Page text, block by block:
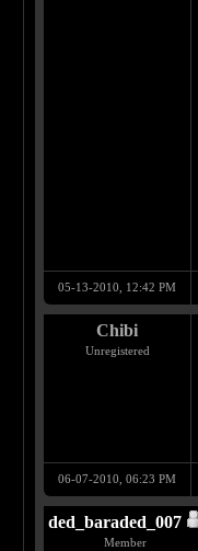
05-13-2010, 12:42 PM
Chibi
Unregistered
06-07-2010, 06:23 PM
ded_baraded_007
Member